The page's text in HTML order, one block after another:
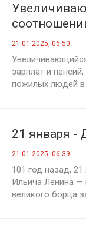
дальше
21.01.2025, 06:50
зарплат и
пожилых людей в
21 января -
21.01.2025, 06:39
101 год назад,
Ильича Ленина —
великого борца